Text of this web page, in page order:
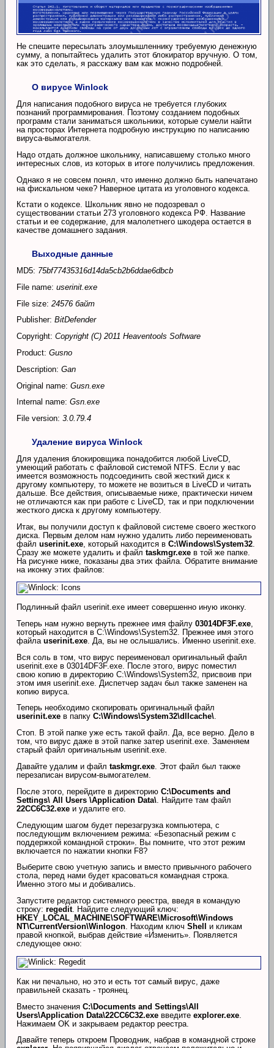
Не спешите пересылать злоумышленнику требуемую денежную
сумму, а попытайтесь удалить этот блокиратор вручную. О том,
как это сделать, я расскажу вам как можно подробней.
О вирусе Winlock
Для написания подобного вируса не требуется глубоких
познаний программирования. Поэтому созданием подобных
программ стали заниматься школьники, которые сумели найти
на просторах Интернета подробную инструкцию по написанию
вируса-вымогателя.
Надо отдать должное школьнику, написавшему столько много
интересных слов, из которых в итоге получились предложения.
Однако я не совсем понял, что именно должно быть напечатано
на фискальном чеке? Наверное цитата из уголовного кодекса.
Кстати о кодексе. Школьник явно не подозревал о
существовании статьи 273 уголовного кодекса РФ. Название
статьи и ее содержание, для малолетнего шкодера остается в
качестве домашнего задания.
Выходные данные
MD5: 75bf77435316d14da5cb2b6ddae6dbcb
File name: userinit.exe
File size: 24576 байт
Publisher: BitDefender
Copyright: Copyright (C) 2011 Heaventools Software
Product: Gusno
Description: Gan
Original name: Gusn.exe
Internal name: Gsn.exe
File version: 3.0.79.4
Удаление вируса Winlock
Для удаления блокировщика понадобится любой LiveCD,
умеющий работать с файловой системой NTFS. Если у вас
имеется возможность подсоединить свой жесткий диск к
другому компьютеру, то можете не возиться в LiveCD и читать
дальше. Все действия, описываемые ниже, практически ничем
не отличаются как при работе с LiveCD, так и при подключении
жесткого диска к другому компьютеру.
Итак, вы получили доступ к файловой системе своего жесткого
диска. Первым делом нам нужно удалить либо переименовать
файл userinit.exe , который находится в C:\Windows\System32
Сразу же можете удалить и файл taskmgr.exe в той же папке.
На рисунке ниже, показаны два этих файла. Обратите внимание
на иконку этих файлов:
Подлинный файл userinit.exe имеет совершенно иную иконку.
Теперь нам нужно вернуть прежнее имя файлу 03014DF3F.exe
который находится в C:\Windows\System32. Прежнее имя этого
файла userinit.exe . Да, вы не ослышались. Именно userinit.exe.
Вся соль в том, что вирус переименовал оригинальный файл
userinit.exe в 03014DF3F.exe. После этого, вирус поместил
свою копию в директорию C:\Windows\System32, присвоив при
этом имя userinit.exe. Диспетчер задач был также заменен на
копию вируса.
Теперь необходимо скопировать оригинальный файл
userinit.exe в папку C:\Windows\System32\dllcache\.
Стоп. В этой папке уже есть такой файл. Да, все верно. Дело в
том, что вирус даже в этой папке затер userinit.exe. Заменяем
старый файл оригинальным userinit.exe.
Давайте удалим и файл taskmgr.exe. Этот файл был также
перезаписан вирусом-вымогателем.
После этого, перейдите в директорию C:\Documents and
Settings\ All Users \Application Data\ . Найдите там файл
22CC6C32.exe и удалите его.
Следующим шагом будет перезагрузка компьютера, с
последующим включением режима: «Безопасный режим с
поддержкой командной строки». Вы помните, что этот режим
включается по нажатии кнопки F8?
Выберите свою учетную запись и вместо привычного рабочего
стола, перед нами будет красоваться командная строка.
Именно этого мы и добивались.
Запустите редактор системного реестра, введя в командую
строку: regedit. Найдите следующий ключ:
HKEY_LOCAL_MACHINE\SOFTWARE\Microsoft\Windows
NT\CurrentVersion\Winlogon. Находим ключ Shell
и кликам
правой кнопкой, выбрав действие «Изменить». Появляется
следующее окно:
Как ни печально, но это и есть тот самый вирус, даже
правильней сказать - троянец.
Вместо значения C:\Documents and Settings\All
Users\Application Data\22CC6C32.exe введите explorer.exe
Нажимаем OK и закрываем редактор реестра.
Давайте теперь откроем Проводник, набрав в командной строке